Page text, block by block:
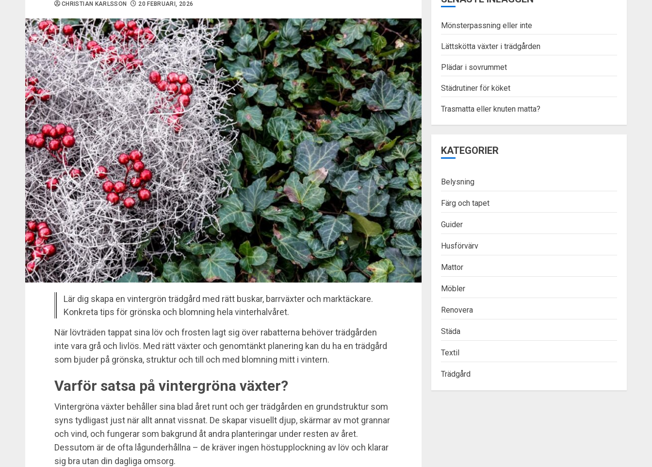
CHRISTIAN KARLSSON 20 FEBRUARI, 2026
Lär dig skapa en vintergrön trädgård med rätt buskar, barrväxter och marktäckare.
Konkreta tips för grönska och blomning hela vinterhalvåret.
När lövträden tappat sina löv och frosten lagt sig över rabatterna behöver trädgården
inte vara grå och livlös. Med rätt växter och genomtänkt planering kan du ha en trädgård
som bjuder på grönska, struktur och till och med blomning mitt i vintern.
Varför satsa på vintergröna växter?
Vintergröna växter behåller sina blad året runt och ger trädgården en grundstruktur som
syns tydligast just när allt annat vissnat. De skapar visuellt djup, skärmar av mot grannar
och vind, och fungerar som bakgrund åt andra planteringar under resten av året.
Dessutom är de ofta lågunderhållna – de kräver ingen höstupplockning av löv och klarar
sig bra utan din dagliga omsorg.
Mönsterpassning eller inte
Lättskötta växter i trädgården
Plädar i sovrummet
Städrutiner för köket
Trasmatta eller knuten matta?
KATEGORIER
Belysning
Färg och tapet
Guider
Husförvärv
Mattor
Möbler
Renovera
Städa
Textil
Trädgård